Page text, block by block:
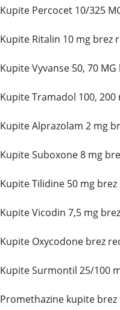
Kupite Percocet 10/325
Kupite Ritalin 10 mg brez
Kupite Vyvanse 50, 70
Kupite Tramadol 100,
Kupite Alprazolam 2 mg
Kupite Suboxone 8 mg
Kupite Tilidine 50 mg
Kupite Vicodin 7,5 mg
Kupite Oxycodone brez
Kupite Surmontil 25/100
Promethazine kupite